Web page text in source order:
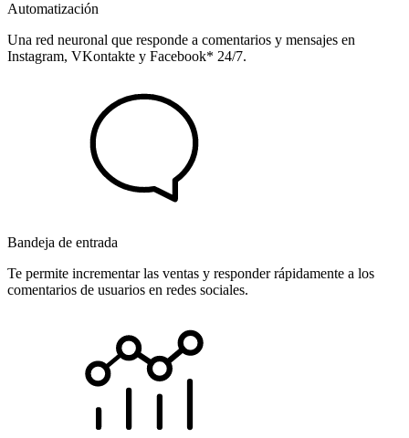
Automatización
Una red neuronal que responde a comentarios y mensajes en
Instagram, VKontakte y Facebook* 24/7.
Bandeja de entrada
Te permite incrementar las ventas y responder rápidamente a los
comentarios de usuarios en redes sociales.